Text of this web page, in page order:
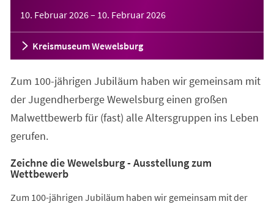
10. Februar 2026– 10. Februar 2026
Kreismuseum Wewelsburg
Zum 100-jährigen Jubiläum haben wir gemeinsam mit
der Jugendherberge Wewelsburg einen großen
Malwettbewerb für (fast) alle Altersgruppen ins Leben
gerufen.
Zeichne die Wewelsburg - Ausstellung zum
Wettbewerb
Zum 100-jährigen Jubiläum haben wir gemeinsam mit der